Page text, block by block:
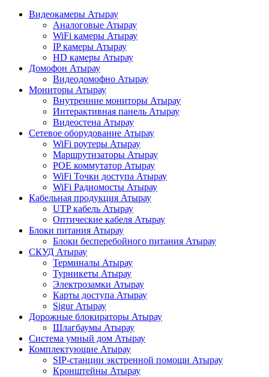
Видеокамеры Атырау
Аналоговые Атырау
WiFi камеры Атырау
IP камеры Атырау
HD камеры Атырау
Домофон Атырау
Видеодомофно Атырау
Мониторы Атырау
Внутренние мониторы Атырау
Интерактивная панель Атырау
Видеостена Атырау
Сетевое оборудование Атырау
WiFi роутеры Атырау
Маршрутизаторы Атырау
POE коммутатор Атырау
WiFi Точки доступа Атырау
WiFi Радиомосты Атырау
Кабельная продукция Атырау
UTP кабель Атырау
Оптические кабеля Атырау
Блоки питания Атырау
Блоки бесперебойного питания Атырау
СКУД Атырау
Терминалы Атырау
Турникеты Атырау
Электрозамки Атырау
Карты доступа Атырау
Sigur Атырау
Дорожные блокираторы Атырау
Шлагбаумы Атырау
Система умный дом Атырау
Комплектующие Атырау
SIP-станции экстренной помощи Атырау
Кронштейны Атырау